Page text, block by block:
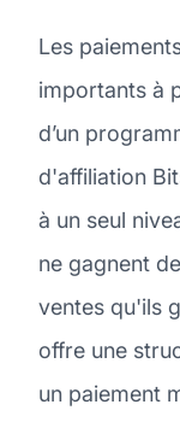
Les
importants à
d’un
d'affiliation
à un seul
ne gagnent
ventes qu'ils
offre une
un paiement